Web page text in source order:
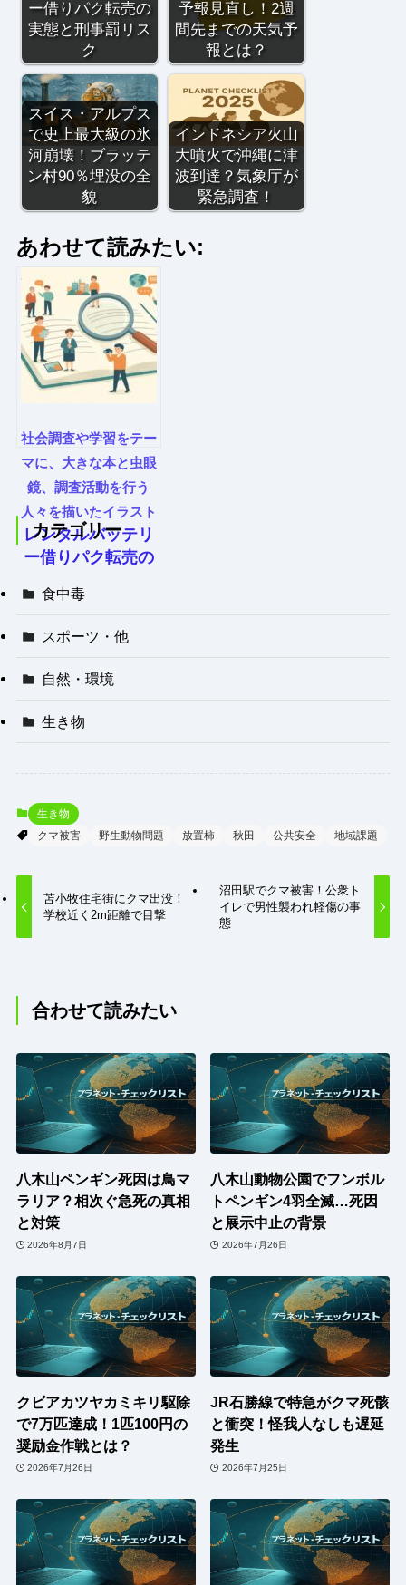
ー借りパク転売の
実態と刑事罰リス
ク
予報見直し！2週
間先までの天気予
報とは？
スイス・アルプス
で史上最大級の氷
河崩壊！ブラッテ
ン村90％埋没の全
貌
インドネシア火山
大噴火で沖縄に津
波到達？気象庁が
緊急調査！
あわせて読みたい:
社会調査や学習をテー
マに、大きな本と虫眼
鏡、調査活動を行う
人々を描いたイラスト
レンタルバッテリ
ー借りパク転売の
ク
カテゴリー
食中毒
スポーツ・他
自然・環境
生き物
生き物
クマ被害
野生動物問題 放置柿 秋田 公共安全 地域課題
苫小牧住宅街にクマ出没！
学校近く2m距離で目撃
沼田駅でクマ被害！公衆ト
イレで男性襲われ軽傷の事
態
合わせて読みたい
八木山ペンギン死因は鳥マ
ラリア？相次ぐ急死の真相
と対策
2026年8月7日
八木山動物公園でフンボル
トペンギン4羽全滅…死因
と展示中止の背景
2026年7月26日
クビアカツヤカミキリ駆除
で7万匹達成！1匹100円の
奨励金作戦とは？
2026年7月26日
JR石勝線で特急がクマ死骸
と衝突！怪我人なしも遅延
発生
2026年7月25日